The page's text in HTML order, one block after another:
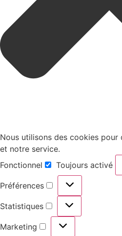
Nous utilisons des cookies
et notre service.
Fonctionnel
Fonctionnel
Toujours activé
Préférences
Préférences
Statistiques
Statistiques
Marketing
Marketing